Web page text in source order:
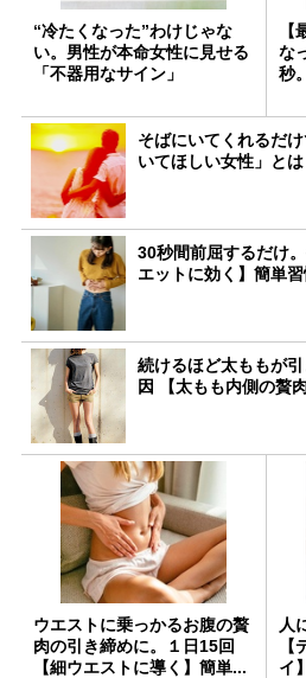
“冷たくなった”わけじゃな
い。男性が本命女性に見せる
「不器用なサイン」
な
秒
そばにいてくれるだ
いてほしい女性」とは
30秒間前屈するだけ
エットに効く】簡単
続けるほど太ももが
因 【太もも内側の贅
ウエストに乗っかるお腹の贅
肉の引き締めに。１日15回
【細ウエストに導く】簡単...
人
イ